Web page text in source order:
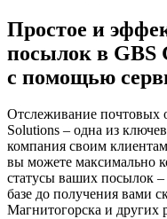
Простое и
посылок в GBS
с помощью
Отслеживание почтовых
Solutions – одна из
компания своим
вы можете максимально
статусы ваших посылок –
базе до получения вами
Магнитогорска и других